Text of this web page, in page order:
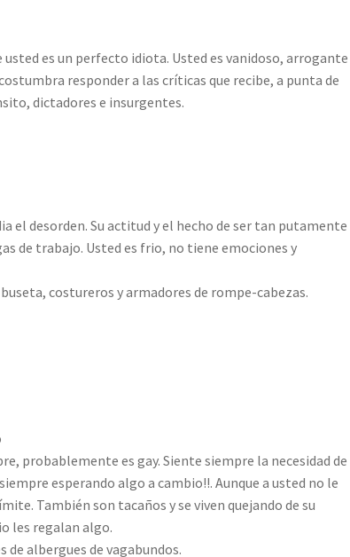
es un perfecto idiota. Usted es vanidoso, arrogante
responder a las críticas que recibe, a punta de
dictadores e insurgentes.
desorden. Su actitud y el hecho de ser tan putamente
de trabajo. Usted es frio, no tiene emociones y
costureros y armadores de rompe-cabezas.
probablemente es gay. Siente siempre la necesidad de
esperando algo a cambio!!. Aunque a usted no le
También son tacaños y se viven quejando de su
les regalan algo.
albergues de vagabundos.